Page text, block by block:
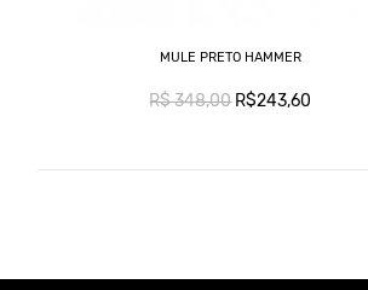
MULE PRETO HAMMER
R$ 348,00R$243,60